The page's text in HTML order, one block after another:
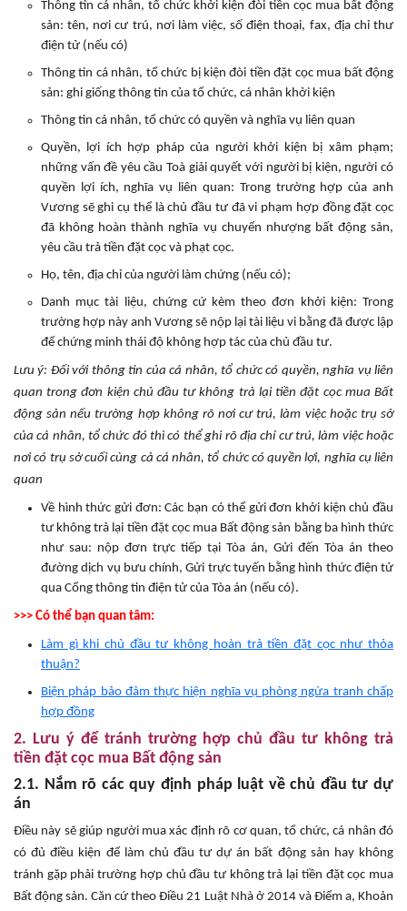
Thông tin cá nhân, tổ chức khởi kiện đòi tiền cọc mua bất động
sản: tên, nơi cư trú, nơi làm việc, số điện thoại, fax, địa chỉ thư
điện tử (nếu có)
Thông tin cá nhân, tổ chức bị kiện đòi tiền đặt cọc mua bất động
sản: ghi giống thông tin của tổ chức, cá nhân khởi kiện
Thông tin cá nhân, tổ chức có quyền và nghĩa vụ liên quan
Quyền, lợi ích hợp pháp của người khởi kiện bị xâm phạm;
những vấn đề yêu cầu Toà giải quyết với người bị kiện, người có
quyền lợi ích, nghĩa vụ liên quan: Trong trường hợp của anh
Vương sẽ ghi cụ thể là chủ đầu tư đã vi phạm hợp đồng đặt cọc
đã không hoàn thành nghĩa vụ chuyển nhượng bất động sản,
yêu cầu trả tiền đặt cọc và phạt cọc.
Họ, tên, địa chỉ của người làm chứng (nếu có);
Danh mục tài liệu, chứng cứ kèm theo đơn khởi kiện: Trong
trường hợp này anh Vương sẽ nộp lại tài liệu vi bằng đã được lập
để chứng minh thái độ không hợp tác của chủ đầu tư.
Lưu ý: Đối với thông tin của cá nhân, tổ chức có quyền, nghĩa vụ liên
quan trong đơn kiện chủ đầu tư không trả lại tiền đặt cọc mua Bất
động sản nếu trường hợp không rõ nơi cư trú, làm việc hoặc trụ sở
của cá nhân, tổ chức đó thì có thể ghi rõ địa chỉ cư trú, làm việc hoặc
nơi có trụ sở cuối cùng cả cá nhân, tổ chức có quyền lợi, nghĩa cụ liên
quan
Về hình thức gửi đơn: Các bạn có thể gửi đơn khởi kiện chủ đầu
tư không trả lại tiền đặt cọc mua Bất động sản bằng ba hình thức
như sau: nộp đơn trực tiếp tại Tòa án, Gửi đến Tòa án theo
đường dịch vụ bưu chính, Gửi trực tuyến bằng hình thức điện tử
qua Cổng thông tin điện tử của Tòa án (nếu có).
>>> Có thể bạn quan tâm:
Làm gì khi chủ đầu tư không hoàn trả tiền đặt cọc như thỏa
thuận?
Biện pháp bảo đảm thực hiện nghĩa vụ phòng ngừa tranh chấp
hợp đồng
2. Lưu ý để tránh trường hợp chủ đầu tư không trả
tiền đặt cọc mua Bất động sản
2.1. Nắm rõ các quy định pháp luật về chủ đầu tư dự
án
Điều này sẽ giúp người mua xác định rõ cơ quan, tổ chức, cá nhân đó
có đủ điều kiện để làm chủ đầu tư dự án bất động sản hay không
tránh gặp phải trường hợp chủ đầu tư không trả lại tiền đặt cọc mua
Bất động sản. Căn cứ theo Điều 21 Luật Nhà ở 2014 và Điểm a, Khoản